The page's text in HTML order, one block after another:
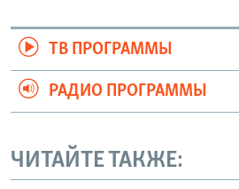
ТВ ПРОГРАММЫ
РАДИО ПРОГРАММЫ
ЧИТАЙТЕ ТАКЖЕ: